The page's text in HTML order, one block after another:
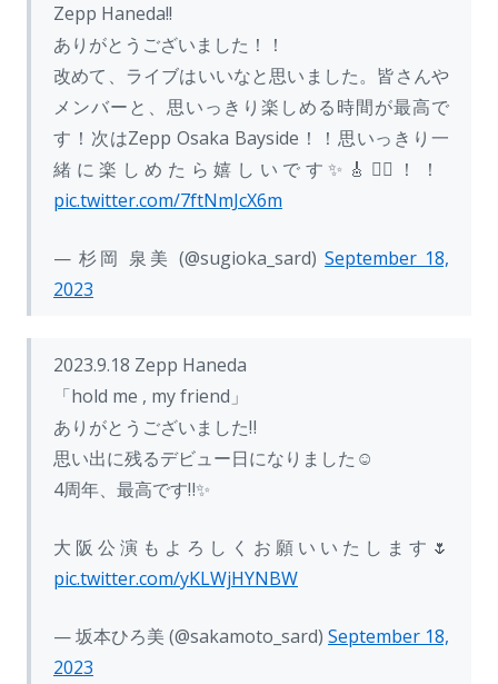
Zepp Haneda!!
ありがとうございました！！
改めて、ライブはいいなと思いました。皆さんや
メンバーと、思いっきり楽しめる時間が最高で
す！次はZepp Osaka Bayside！！思いっきり一
緒に楽しめたら嬉しいです✨🎸❤️‍🔥！！
pic.twitter.com/7ftNmJcX6m
— 杉岡 泉美 (@sugioka_sard) September 18,
2023
2023.9.18 Zepp Haneda
「hold me , my friend」
ありがとうございました‼︎
思い出に残るデビュー日になりました☺️
4周年、最高です‼︎✨
大阪公演もよろしくお願いいたします🌷
pic.twitter.com/yKLWjHYNBW
— 坂本ひろ美 (@sakamoto_sard) September 18,
2023